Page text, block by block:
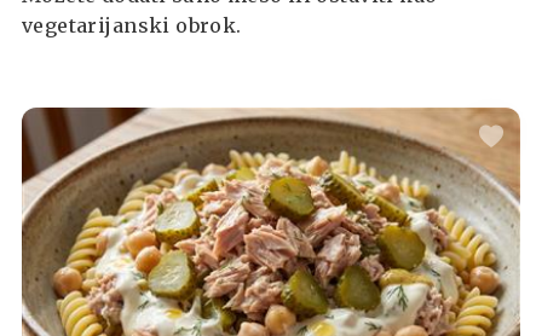
vegetarijanski obrok.